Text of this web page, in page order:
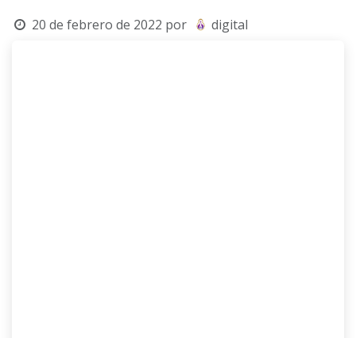
20 de febrero de 2022 por digital